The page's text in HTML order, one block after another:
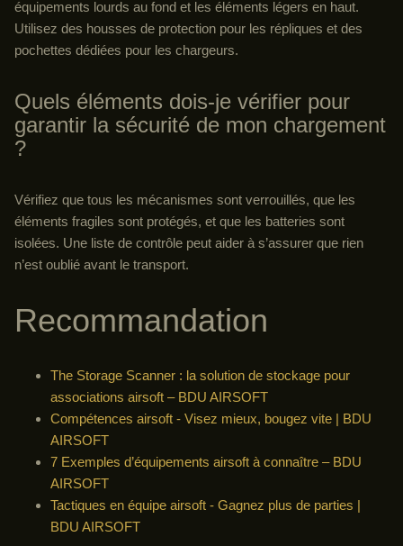
équipements lourds au fond et les éléments légers en haut.
Utilisez des housses de protection pour les répliques et des
pochettes dédiées pour les chargeurs.
Quels éléments dois-je vérifier pour
garantir la sécurité de mon chargement
?
Vérifiez que tous les mécanismes sont verrouillés, que les
éléments fragiles sont protégés, et que les batteries sont
isolées. Une liste de contrôle peut aider à s’assurer que rien
n’est oublié avant le transport.
Recommandation
The Storage Scanner : la solution de stockage pour
associations airsoft – BDU AIRSOFT
Compétences airsoft - Visez mieux, bougez vite | BDU
AIRSOFT
7 Exemples d’équipements airsoft à connaître – BDU
AIRSOFT
Tactiques en équipe airsoft - Gagnez plus de parties |
BDU AIRSOFT